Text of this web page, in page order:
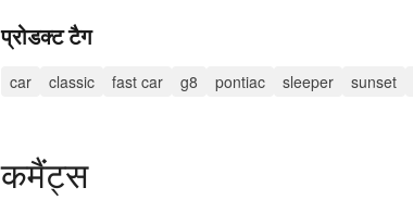
प्रोडक्ट टैग
car classic fast car g8 pontiac sleeper sunset
कमैंट्स